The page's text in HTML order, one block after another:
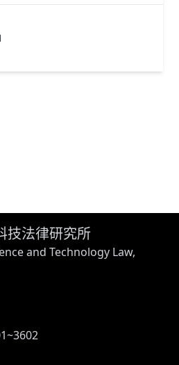
技法律研究所
and Technology Law,